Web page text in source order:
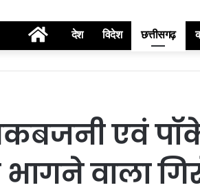
Homeदेश विदेश छत्तीसगढ़
एवं
वाला